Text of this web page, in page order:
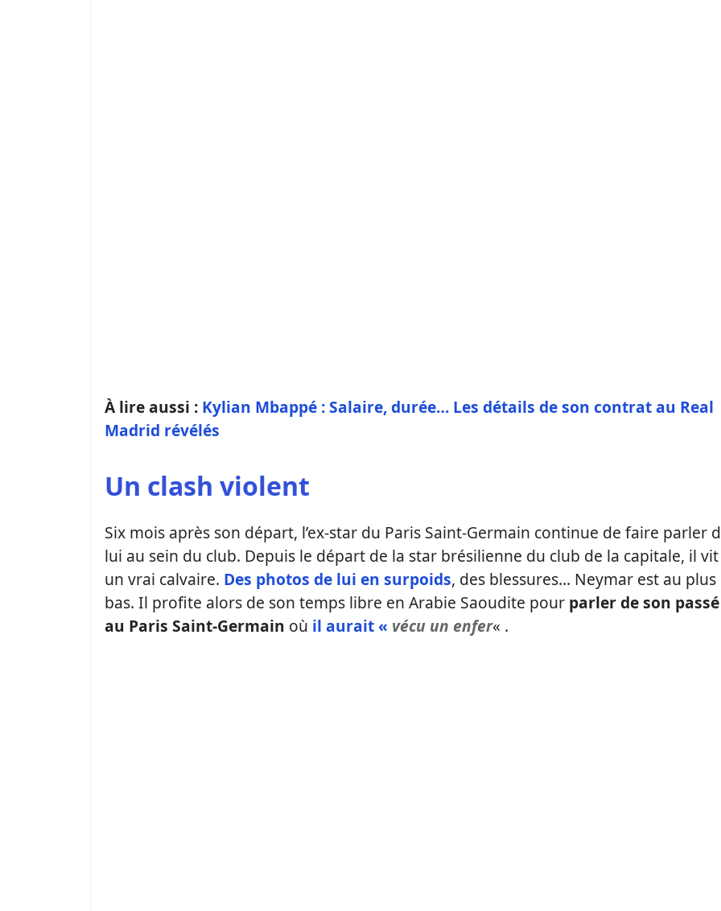
À lire aussi : Kylian Mbappé : Salaire, durée… Les détails de son contrat au Real
Madrid révélés
Un clash violent
Six mois après son départ, l’ex-star du Paris Saint-Germain continue de faire parler
lui au sein du club. Depuis le départ de la star brésilienne du club de la capitale, il vit
un vrai calvaire. Des photos de lui en surpoids, des blessures… Neymar est au plus
bas. Il profite alors de son temps libre en Arabie Saoudite pour parler de son passé
au Paris Saint-Germain où il aurait « vécu un enfer« .